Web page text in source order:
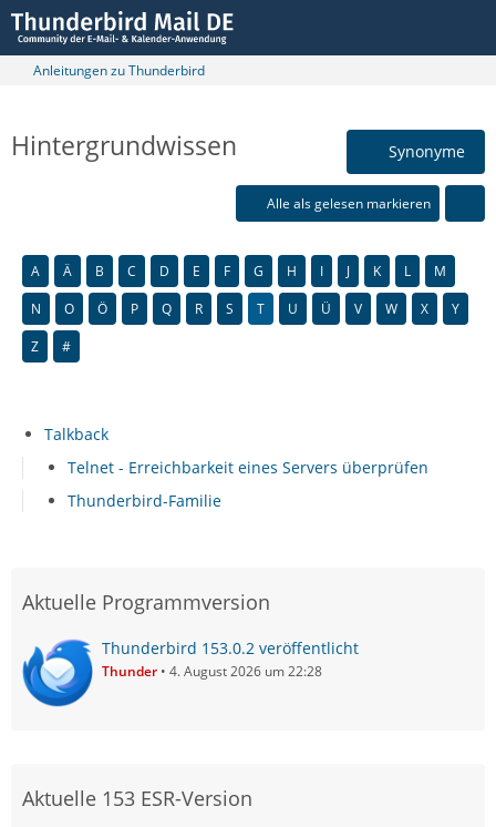
Anleitungen zu Thunderbird
Hintergrundwissen Synonyme
Alle als gelesen markieren
A Ä B C D E F G H I J K L
M
N
O Ö P Q R S T U Ü V W X
Y
Z
#
Talkback
Telnet - Erreichbarkeit eines Servers überprüfen
Thunderbird-Familie
Aktuelle Programmversion
Thunderbird 153.0.2 veröffentlicht
Thunder 4. August 2026 um 22:28
Aktuelle 153 ESR-Version